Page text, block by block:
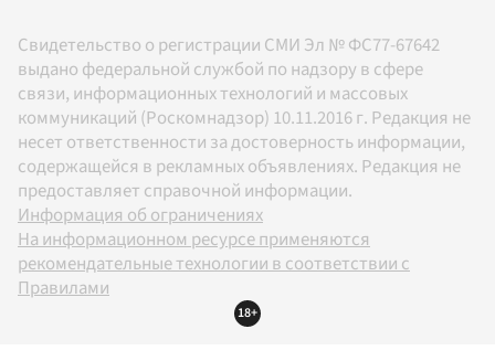
Свидетельство о регистрации СМИ Эл № ФС77-67642
выдано федеральной службой по надзору в сфере
связи, информационных технологий и массовых
коммуникаций (Роскомнадзор) 10.11.2016 г. Редакция не
несет ответственности за достоверность информации,
содержащейся в рекламных объявлениях. Редакция не
предоставляет справочной информации.
Информация об ограничениях
На информационном ресурсе применяются
рекомендательные технологии в соответствии с
Правилами
18+